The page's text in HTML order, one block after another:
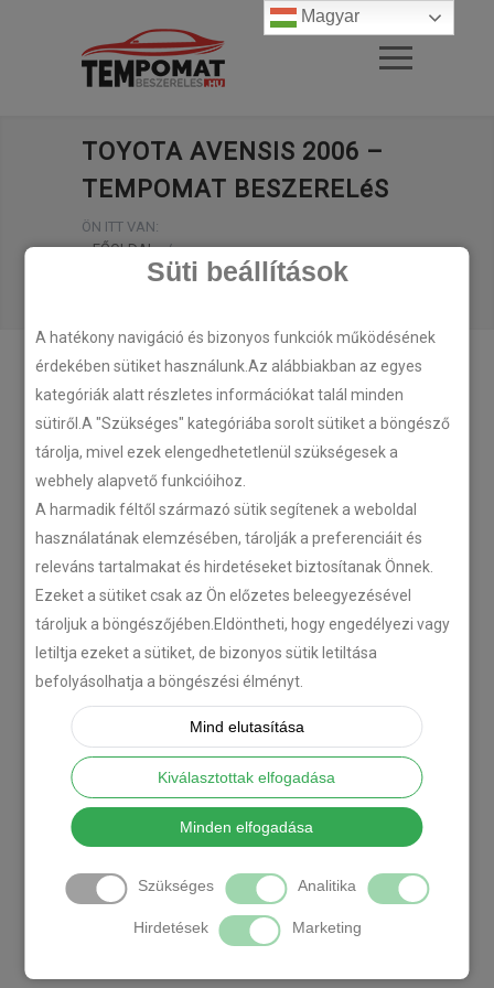
Süti beállítások
A hatékony navigáció és bizonyos funkciók működésének
érdekében sütiket használunk.Az alábbiakban az egyes
kategóriák alatt részletes információkat talál minden
sütiről.A "Szükséges" kategóriába sorolt sütiket a böngésző
tárolja, mivel ezek elengedhetetlenül szükségesek a
webhely alapvető funkcióihoz.
A harmadik féltől származó sütik segítenek a weboldal
használatának elemzésében, tárolják a preferenciáit és
releváns tartalmakat és hirdetéseket biztosítanak Önnek.
Ezeket a sütiket csak az Ön előzetes beleegyezésével
tároljuk a böngészőjében.Eldöntheti, hogy engedélyezi vagy
letiltja ezeket a sütiket, de bizonyos sütik letiltása
befolyásolhatja a böngészési élményt.
Mind elutasítása
Kiválasztottak elfogadása
Minden elfogadása
Szükséges Analitika
Hirdetések Marketing
TOYOTA AVENSIS 2006 –
TEMPOMAT BESZERELéS
ÖN ITT VAN:
FŐOLDAL
/
TOYOTA AVENSIS 2006 – TEMPOMAT
Magyar